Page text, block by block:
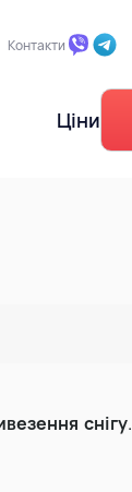
Контакти
Ціни
снігу